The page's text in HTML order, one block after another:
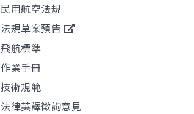
民用航空法規
法規草案預告
飛航標準
作業手冊
技術規範
法律英譯徵詢意見